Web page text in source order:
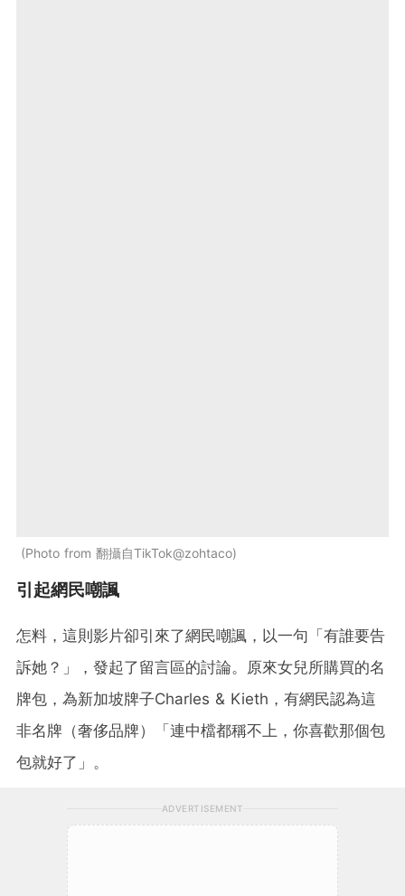
Photo from 翻攝自TikTok@zohtaco
引起網民嘲諷
怎料，這則影片卻引來了網民嘲諷，以一句「有誰要告
訴她？」，發起了留言區的討論。原來女兒所購買的名
牌包，為新加坡牌子Charles & Kieth，有網民認為這
非名牌（奢侈品牌）「連中檔都稱不上，你喜歡那個包
包就好了」。
ADVERTISEMENT